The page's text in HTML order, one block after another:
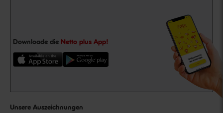
Downloade die Netto plus App!
Unsere Auszeichnungen